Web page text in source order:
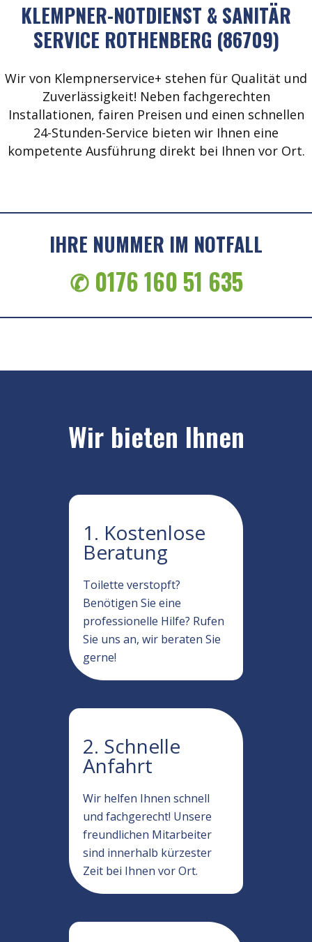
KLEMPNER-NOTDIENST & SANITÄR
SERVICE ROTHENBERG (86709)
Wir von Klempnerservice+ stehen für Qualität und
Zuverlässigkeit! Neben fachgerechten
Installationen, fairen Preisen und einen schnellen
24-Stunden-Service bieten wir Ihnen eine
kompetente Ausführung direkt bei Ihnen vor Ort.
IHRE NUMMER IM NOTFALL
✆ 0176 160 51 635
Wir bieten Ihnen
1. Kostenlose
Beratung
Toilette verstopft?
Benötigen Sie eine
professionelle Hilfe? Rufen
Sie uns an, wir beraten Sie
gerne!
2. Schnelle
Anfahrt
Wir helfen Ihnen schnell
und fachgerecht! Unsere
freundlichen Mitarbeiter
sind innerhalb kürzester
Zeit bei Ihnen vor Ort.